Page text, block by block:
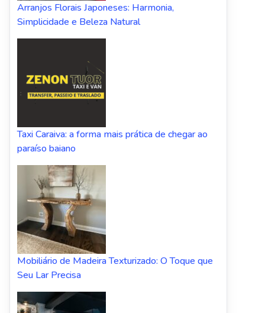
Arranjos Florais Japoneses: Harmonia,
Simplicidade e Beleza Natural
Taxi Caraiva: a forma mais prática de chegar ao
paraíso baiano
Mobiliário de Madeira Texturizado: O Toque que
Seu Lar Precisa